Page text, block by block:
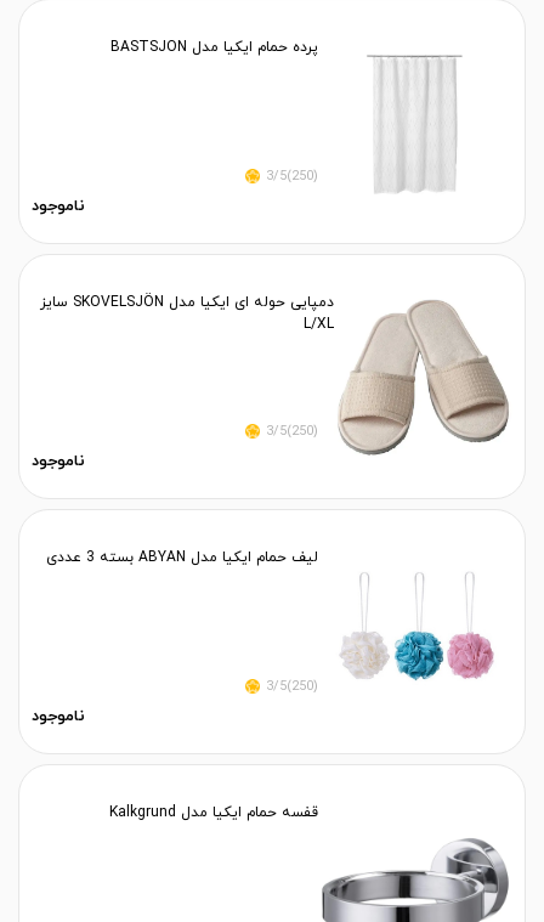
پرده حمام ایکیا مدل BASTSJON
(250)3/5
ناموجود
دمپایی حوله ای ایکیا مدل SKOVELSJÖN سایز
L/XL
(250)3/5
ناموجود
لیف حمام ایکیا مدل ABYAN بسته 3 عددی
(250)3/5
ناموجود
قفسه حمام ایکیا مدل Kalkgrund